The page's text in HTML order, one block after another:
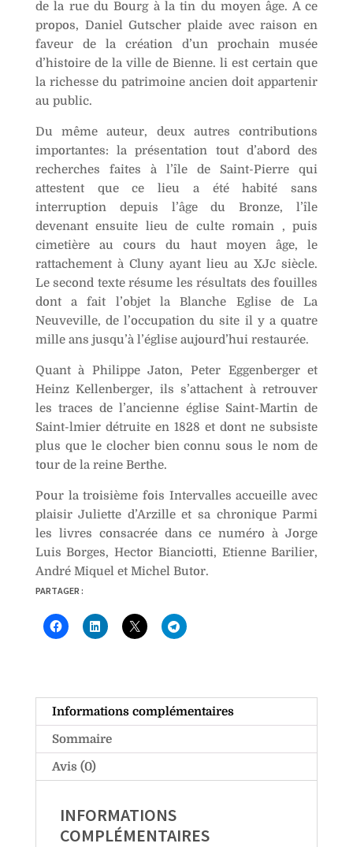
de la rue du Bourg à la tin du moyen âge. A ce
propos, Daniel Gutscher plaide avec raison en
faveur de la création d’un prochain musée
d’histoire de la ville de Bienne. li est certain que
la richesse du patrimoine ancien doit appartenir
au public.
Du même auteur, deux autres contributions
importantes: la présentation tout d’abord des
recherches faites à l’île de Saint-Pierre qui
attestent que ce lieu a été habité sans
interruption depuis l’âge du Bronze, l’île
devenant ensuite lieu de culte romain , puis
cimetière au cours du haut moyen âge, le
rattachement à Cluny ayant lieu au XJc siècle.
Le second texte résume les résultats des fouilles
dont a fait l’objet la Blanche Eglise de La
Neuveville, de l’occupation du site il y a quatre
mille ans jusqu’à l’église aujourd’hui restaurée.
Quant à Philippe Jaton, Peter Eggenberger et
Heinz Kellenberger, ils s’attachent à retrouver
les traces de l’ancienne église Saint-Martin de
Saint-lmier détruite en 1828 et dont ne subsiste
plus que le clocher bien connu sous le nom de
tour de la reine Berthe.
Pour la troisième fois Intervalles accueille avec
plaisir Juliette d’Arzille et sa chronique Parmi
les livres consacrée dans ce numéro à Jorge
Luis Borges, Hector Bianciotti, Etienne Barilier,
André Miquel et Michel Butor.
PARTAGER :
Informations complémentaires
Sommaire
Avis (0)
INFORMATIONS
COMPLÉMENTAIRES